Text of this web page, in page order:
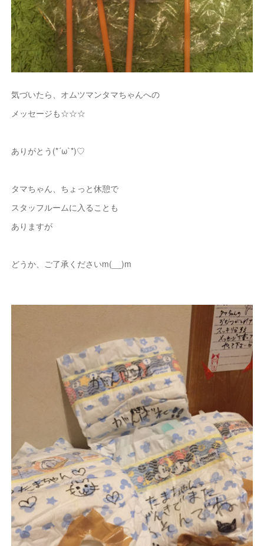
気づいたら、オムツマンタマちゃんへの
メッセージも☆☆☆
ありがとう(*´ω`*)♡
タマちゃん、ちょっと休憩で
スタッフルームに入ることも
ありますが
どうか、ご了承くださいm(__)m